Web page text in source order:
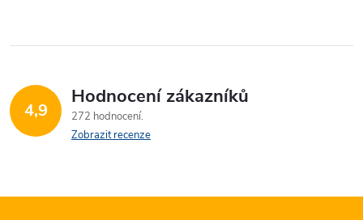
4,9
Hodnocení zákazníků
272 hodnocení
Zobrazit recenze